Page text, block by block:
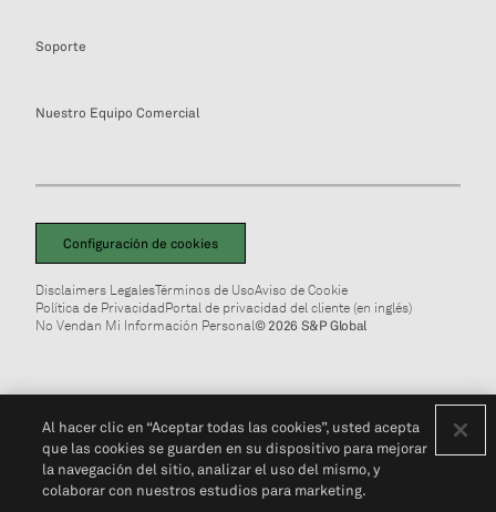
Soporte
Nuestro Equipo Comercial
Configuración de cookies
Disclaimers LegalesTérminos de UsoAviso de Cookie
Política de PrivacidadPortal de privacidad del cliente (en inglés)
No Vendan Mi Información Personal© 2026 S&P Global
Al hacer clic en “Aceptar todas las cookies”, usted acepta
que las cookies se guarden en su dispositivo para mejorar
la navegación del sitio, analizar el uso del mismo, y
colaborar con nuestros estudios para marketing.